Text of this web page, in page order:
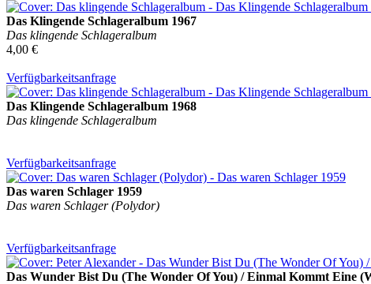
Das Klingende Schlageralbum 1967
Das klingende Schlageralbum
4,00 €
Verfügbarkeitsanfrage
Das Klingende Schlageralbum 1968
Das klingende Schlageralbum
Verfügbarkeitsanfrage
Das waren Schlager 1959
Das waren Schlager (Polydor)
Verfügbarkeitsanfrage
Das Wunder Bist Du (The Wonder Of You) / Einmal Kommt Eine